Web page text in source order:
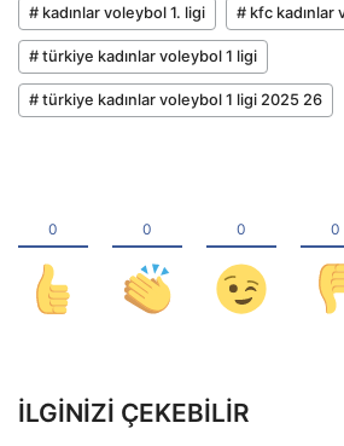
# kadınlar voleybol 1. ligi # kfc kadınlar
# türkiye kadınlar voleybol 1 ligi
# türkiye kadınlar voleybol 1 ligi 2025 26
İLGINIZI ÇEKEBILIR